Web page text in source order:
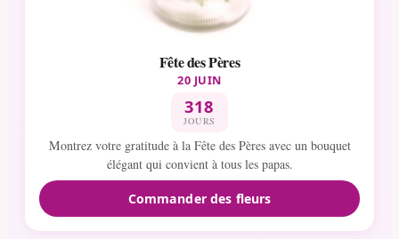
Fête des Pères
20 JUIN
318
JOURS
Montrez votre gratitude à la Fête des Pères avec un bouquet
élégant qui convient à tous les papas.
Commander des fleurs